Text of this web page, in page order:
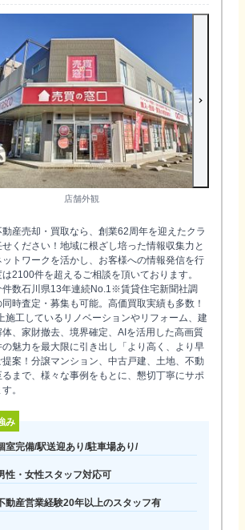
店舗外観
産売却・買取なら、創業62周年を迎えたクラ
せください！地域に根ざし培った情報収集力と
トワークを活かし、お客様への情報発信を行
2100件を超えるご相談を頂いております。
件数石川県13年連続No.1※賃貸住宅新聞社調
時査定・募集も可能。高価買取実績も多数！
施工しているリノベーションやリフォーム、建
、家財撤去、境界確定、AIを活用した高画質
魅力を最大限に引き出し「より高く、より早
提案！分譲マンション、中古戸建、土地、不動
るまで、様々な事例をもとに、懇切丁寧にサポ
。
み
室完備/駅送迎あり/駐車場あり/
性・女性スタッフ対応可
動産営業経験20年以上のスタッフ有